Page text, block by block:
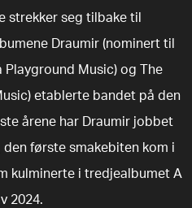
strekker seg tilbake til
Draumir (nominert til
Music) og The
etablerte bandet på den
årene har Draumir jobbet
første smakebiten kom i
kulminerte i tredjealbumet A
2024.